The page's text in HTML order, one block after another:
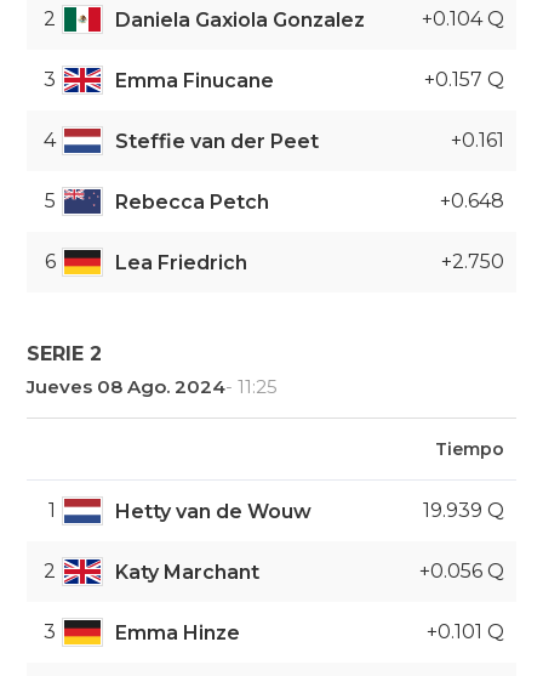
2 Daniela Gaxiola Gonzalez +0.104 Q
3 Emma Finucane +0.157 Q
4 Steffie van der Peet +0.161
5 Rebecca Petch +0.648
6 Lea Friedrich +2.750
SERIE 2
Jueves 08 Ago. 2024- 11:25
Tiempo
1 Hetty van de Wouw 19.939 Q
2 Katy Marchant +0.056 Q
3 Emma Hinze +0.101 Q